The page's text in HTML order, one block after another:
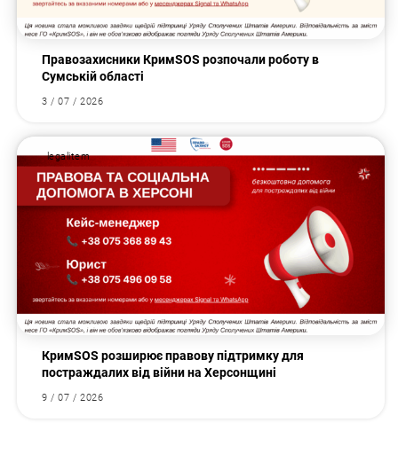
Правозахисники КримSOS розпочали роботу в
Сумській області
3 / 07 / 2026
legalitem
КримSOS розширює правову підтримку для
постраждалих від війни на Херсонщині
9 / 07 / 2026